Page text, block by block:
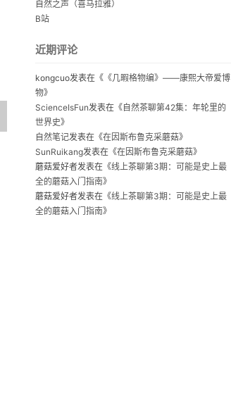
自然之声（喜马拉雅）
B站
近期评论
kongcuo发表在《 《几暇格物编》——康熙大帝爱博
物》
ScienceIsFun发表在《 自然茶聊第42集：年轮里的
世界史》
自然笔记发表在《在因斯布鲁克采蘑菇》
SunRuikang发表在《在因斯布鲁克采蘑菇》
蘑菇爱好者发表在《线上茶聊第3期：可能是史上最
全的蘑菇入门指南》
蘑菇爱好者发表在《线上茶聊第3期：可能是史上最
全的蘑菇入门指南》